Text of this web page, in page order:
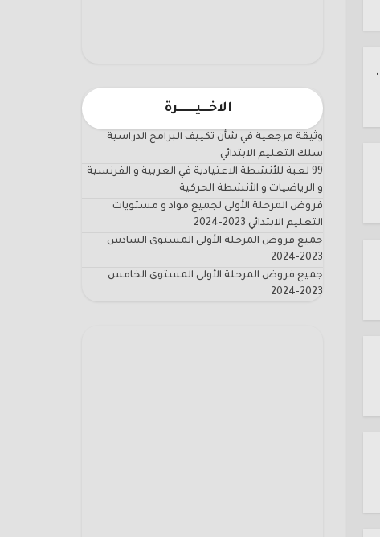
الاخـــيـــــــرة
وثيقة مرجعية في شأن تكييف البرامج الدراسية –
سلك التعليم الابتدائي
99 لعبة للأنشطة الاعتيادية في العربية و الفرنسية
و الرياضيات و الأنشطة الحركية
فروض المرحلة الأولى لجميع مواد و مستويات
التعليم الابتدائي 2023-2024
جميع فروض المرحلة الأولى المستوى السادس
2023-2024
جميع فروض المرحلة الأولى المستوى الخامس
2023-2024